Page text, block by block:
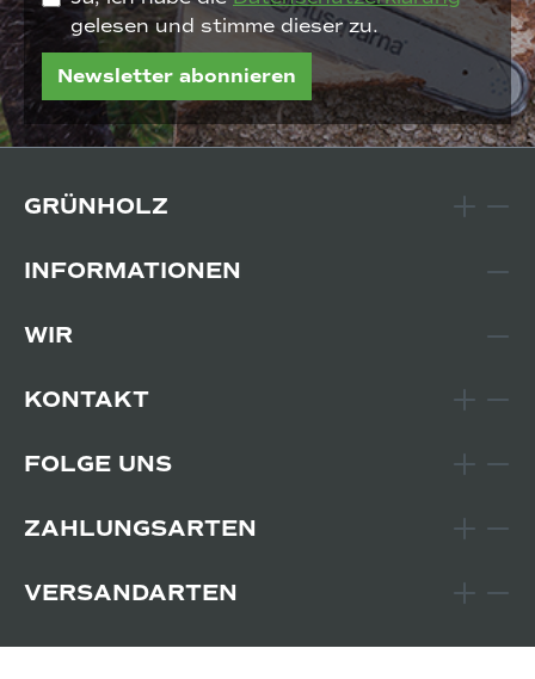
gelesen und stimme dieser zu.
Newsletter abonnieren
GRÜNHOLZ
INFORMATIONEN
WIR
KONTAKT
FOLGE UNS
ZAHLUNGSARTEN
VERSANDARTEN